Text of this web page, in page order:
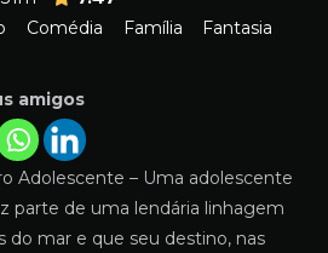
Comédia Família Fantasia
amigos
Adolescente – Uma adolescente
parte de uma lendária linhagem
do mar e que seu destino, nas